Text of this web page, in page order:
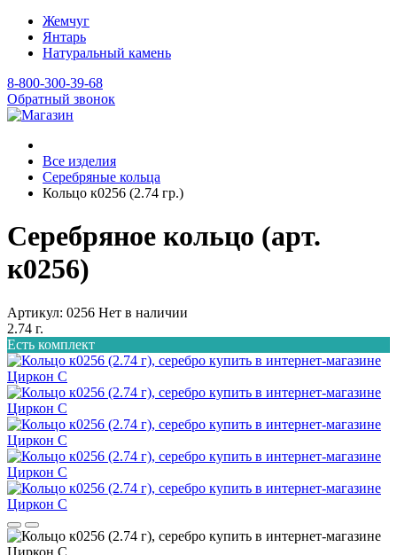
Жемчуг
Янтарь
Натуральный камень
8-800-300-39-68
Обратный звонок
Все изделия
Серебряные кольца
Кольцо к0256 (2.74 гр.)
Серебряное кольцо (арт.
к0256)
Артикул: 0256 Нет в наличии
2.74 г.
Есть комплект